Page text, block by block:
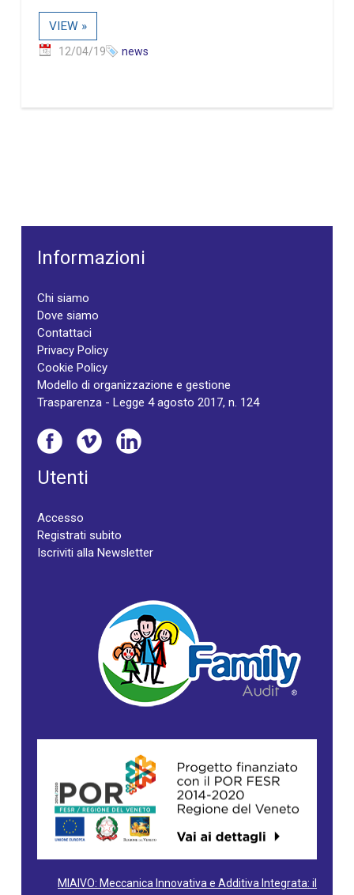
VIEW »
12/04/19 news
Informazioni
Chi siamo
Dove siamo
Contattaci
Privacy Policy
Cookie Policy
Modello di organizzazione e gestione
Trasparenza - Legge 4 agosto 2017, n. 124
Utenti
Accesso
Registrati subito
Iscriviti alla Newsletter
MIAIVO: Meccanica Innovativa e Additiva Integrata: il